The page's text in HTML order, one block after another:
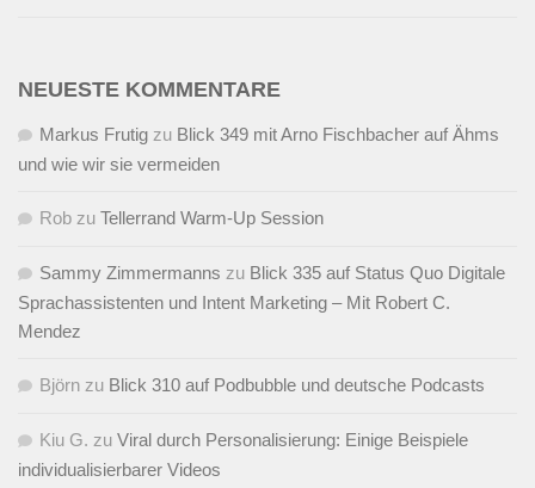
NEUESTE KOMMENTARE
Markus Frutig zu Blick 349 mit Arno Fischbacher auf Ähms
und wie wir sie vermeiden
Rob zu Tellerrand Warm-Up Session
Sammy Zimmermanns zu Blick 335 auf Status Quo Digitale
Sprachassistenten und Intent Marketing – Mit Robert C.
Mendez
Björn zu Blick 310 auf Podbubble und deutsche Podcasts
Kiu G. zu Viral durch Personalisierung: Einige Beispiele
individualisierbarer Videos